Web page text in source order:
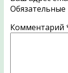
Комментарий